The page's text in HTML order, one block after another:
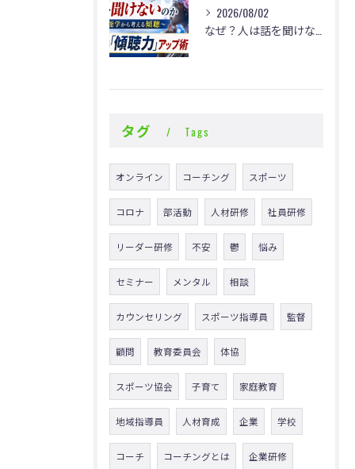
2026/08/02
タグ Tags
オンライン コーチング スポーツ
コロナ 部活動 人材研修 社員研修
リーダー研修 不安 鬱 悩み
セミナー メンタル 相談
カウンセリング スポーツ指導員 監督
顧問 教育委員会 体協
スポーツ協会 子育て 家庭教育
地域指導員 人材育成 企業 学校
コーチ コーチングとは 企業研修